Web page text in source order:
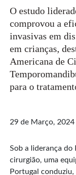
O estudo
comprovou a
invasivas em
em crianças,
Americana de
para o
29 de Março, 2024
Sob a liderança do
cirurgião, uma
Portugal